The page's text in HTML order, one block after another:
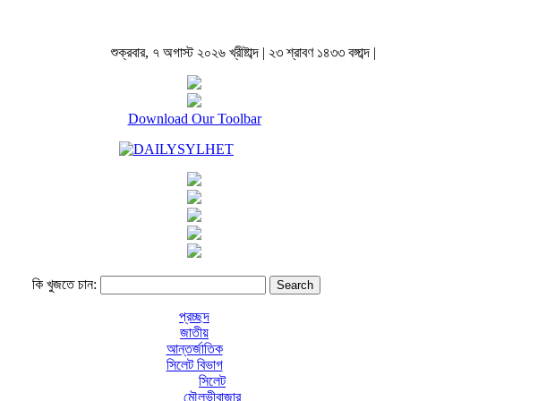
শুক্রবার, ৭ অগাস্ট ২০২৬ খ্রীষ্টাব্দ | ২৩ শ্রাবণ ১৪৩৩ বঙ্গাব্দ |
Download Our Toolbar
কি খুজতে চান:
প্রচ্ছদ
জাতীয়
আন্তর্জাতিক
সিলেট বিভাগ
সিলেট
মৌলভীবাজার